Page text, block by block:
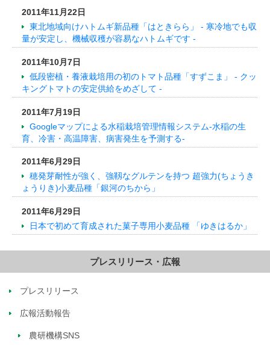
2011年11月22日
東北地域向けハトムギ新品種「はときらら」 - 寒冷地でも収
量が安定し、機械収穫が容易なハトムギです -
2011年10月7日
低段密植・養液栽培用の初のトマト品種「すずこま」 - クッ
キングトマトの安定供給をめざして -
2011年7月19日
Googleマップによる水稲栽培管理情報システム-水稲の生
育、冷害・高温障害、病害発生を予測する-
2011年6月29日
穂発芽耐性が強く、強靱なグルテンを持つ 超強力(ちょうき
ょうりき)小麦品種「銀河のちから」
2011年6月29日
日本で初めて育成された菓子専用小麦品種 「ゆきはるか」
プレスリリース・広報
プレスリリース
広報活動報告
農研機構SNS